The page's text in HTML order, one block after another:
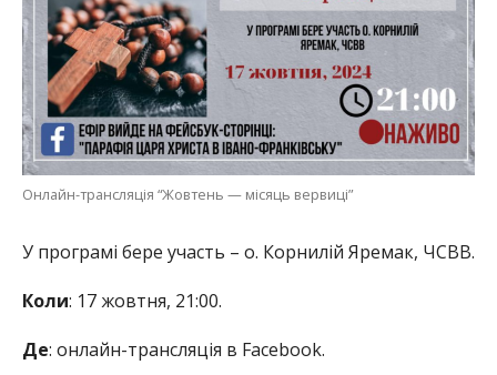
Онлайн-трансляція “Жовтень — місяць вервиці”
У програмі бере участь – о. Корнилій Яремак, ЧСВВ.
Коли: 17 жовтня, 21:00.
Де: онлайн-трансляція в Facebook.